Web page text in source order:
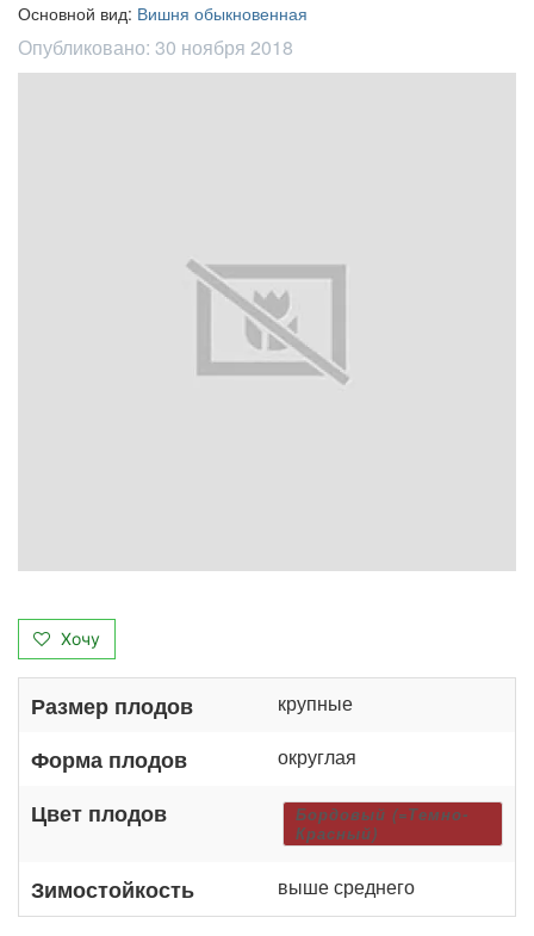
Основной вид: Вишня обыкновенная
Опубликовано: 30 ноября 2018
Хочу
Размер плодов крупные
Форма плодов округлая
Цвет плодов
Бордовый (=Темно-
Красный)
Зимостойкость выше среднего